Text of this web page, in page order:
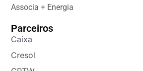
Associa + Energia
Parceiros
Caixa
Cresol